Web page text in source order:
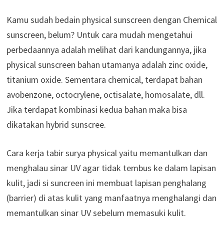
Kamu sudah bedain physical sunscreen dengan Chemical
sunscreen, belum? Untuk cara mudah mengetahui
perbedaannya adalah melihat dari kandungannya, jika
physical sunscreen bahan utamanya adalah zinc oxide,
titanium oxide. Sementara chemical, terdapat bahan
avobenzone, octocrylene, octisalate, homosalate, dll.
Jika terdapat kombinasi kedua bahan maka bisa
dikatakan hybrid sunscree.
Cara kerja tabir surya physical yaitu memantulkan dan
menghalau sinar UV agar tidak tembus ke dalam lapisan
kulit, jadi si suncreen ini membuat lapisan penghalang
(barrier) di atas kulit yang manfaatnya menghalangi dan
memantulkan sinar UV sebelum memasuki kulit.